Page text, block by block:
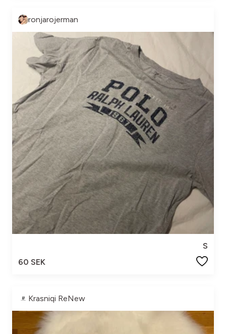
ronjarojerman
S
60 SEK
Krasniqi ReNew